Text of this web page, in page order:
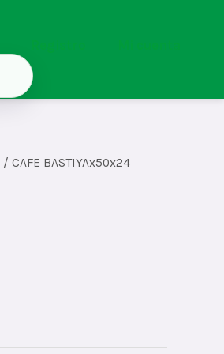
/ CAFE BASTIYAx50x24